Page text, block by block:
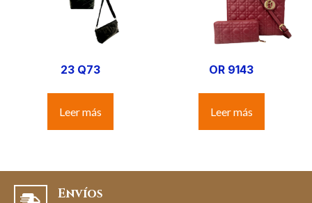
23 Q73
Leer más
OR 9143
Leer más
Envíos